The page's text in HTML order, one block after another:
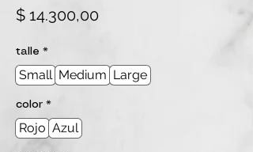
$ 14.300,00Precio
talle *
Small Medium Large
color *
Rojo Azul